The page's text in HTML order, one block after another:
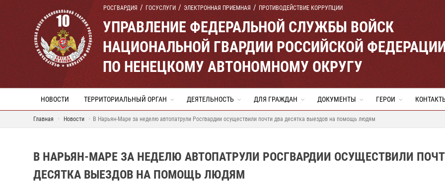
РОСГВАРДИЯ ГОСУСЛУГИ ЭЛЕКТРОННАЯ ПРИЕМНАЯ ПРОТИВОДЕЙСТВИЕ КОРРУПЦИИ
УПРАВЛЕНИЕ ФЕДЕРАЛЬНОЙ СЛУЖБЫ ВОЙСК
НАЦИОНАЛЬНОЙ ГВАРДИИ РОССИЙСКОЙ
ПО НЕНЕЦКОМУ АВТОНОМНОМУ ОКРУГУ
НОВОСТИ ТЕРРИТОРИАЛЬНЫЙ ОРГАН ДЕЯТЕЛЬНОСТЬ ДЛЯ ГРАЖДАН ДОКУМЕНТЫ ГЕРОИ
Главная Новости В Нарьян-Маре за неделю автопатрули Росгвардии осуществили почти два десятка выездов на помощь людям
В НАРЬЯН-МАРЕ ЗА НЕДЕЛЮ АВТОПАТРУЛИ РОСГВАРДИИ ОСУЩЕСТВИЛИ
ДЕСЯТКА ВЫЕЗДОВ НА ПОМОЩЬ ЛЮДЯМ